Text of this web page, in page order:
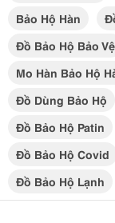
Bảo Hộ Hàn
Đồ Bảo Hộ Bảo Vệ
Mo Hàn Bảo Hộ
Đồ Dùng Bảo Hộ
Đồ Bảo Hộ Patin
Đồ Bảo Hộ Covid
Đồ Bảo Hộ Lạnh